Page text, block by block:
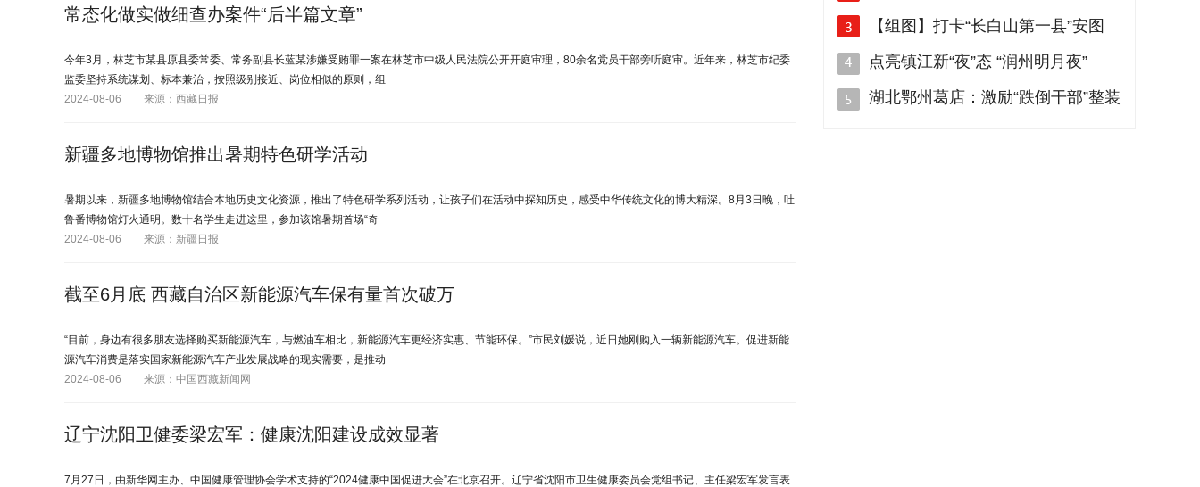
常态化做实做细查办案件“后半篇文章”
今年3月，林芝市某县原县委常委、常务副县长蓝某涉嫌受贿罪一案在林芝市中级人民法院公开开庭审理，80余名党员干部旁听庭审。近年来，林芝市纪委
监委坚持系统谋划、标本兼治，按照级别接近、岗位相似的原则，组
2024-08-06
来源：西藏日报
新疆多地博物馆推出暑期特色研学活动
暑期以来，新疆多地博物馆结合本地历史文化资源，推出了特色研学系列活动，让孩子们在活动中探知历史，感受中华传统文化的博大精深。8月3日晚，吐
鲁番博物馆灯火通明。数十名学生走进这里，参加该馆暑期首场“奇
2024-08-06
来源：新疆日报
截至6月底 西藏自治区新能源汽车保有量首次破万
“目前，身边有很多朋友选择购买新能源汽车，与燃油车相比，新能源汽车更经济实惠、节能环保。”市民刘媛说，近日她刚购入一辆新能源汽车。促进新能
源汽车消费是落实国家新能源汽车产业发展战略的现实需要，是推动
2024-08-06
来源：中国西藏新闻网
辽宁沈阳卫健委梁宏军：健康沈阳建设成效显著
7月27日，由新华网主办、中国健康管理协会学术支持的“2024健康中国促进大会”在北京召开。辽宁省沈阳市卫生健康委员会党组书记、主任梁宏军发言表
【组图】打卡“长白山第一县”安图
点亮镇江新“夜”态 “润州明月夜”
湖北鄂州葛店：激励“跌倒干部”整装